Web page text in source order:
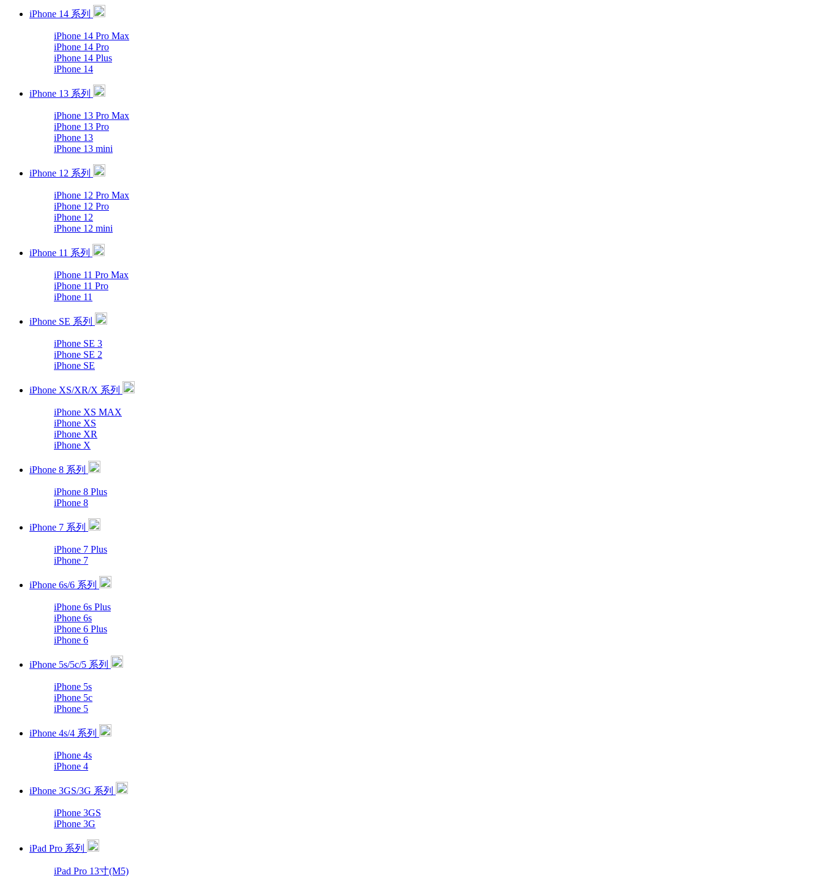
iPhone 14 系列
iPhone 14 Pro Max
iPhone 14 Pro
iPhone 14 Plus
iPhone 14
iPhone 13 系列
iPhone 13 Pro Max
iPhone 13 Pro
iPhone 13
iPhone 13 mini
iPhone 12 系列
iPhone 12 Pro Max
iPhone 12 Pro
iPhone 12
iPhone 12 mini
iPhone 11 系列
iPhone 11 Pro Max
iPhone 11 Pro
iPhone 11
iPhone SE 系列
iPhone SE 3
iPhone SE 2
iPhone SE
iPhone XS/XR/X 系列
iPhone XS MAX
iPhone XS
iPhone XR
iPhone X
iPhone 8 系列
iPhone 8 Plus
iPhone 8
iPhone 7 系列
iPhone 7 Plus
iPhone 7
iPhone 6s/6 系列
iPhone 6s Plus
iPhone 6s
iPhone 6 Plus
iPhone 6
iPhone 5s/5c/5 系列
iPhone 5s
iPhone 5c
iPhone 5
iPhone 4s/4 系列
iPhone 4s
iPhone 4
iPhone 3GS/3G 系列
iPhone 3GS
iPhone 3G
iPad Pro 系列
iPad Pro 13寸(M5)